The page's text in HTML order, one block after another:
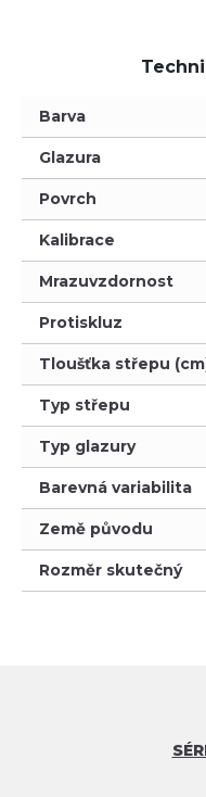
Barva
Glazura
Povrch
Kalibrace
Mrazuvzdornost
Protiskluz
Tloušťka střepu
Typ střepu
Typ glazury
Barevná variabilita
Země původu
Rozměr skutečný